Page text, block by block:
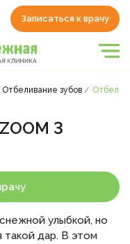
Записаться к врачу
Отбеливание зубов
3
улыбкой, но
дар. В этом